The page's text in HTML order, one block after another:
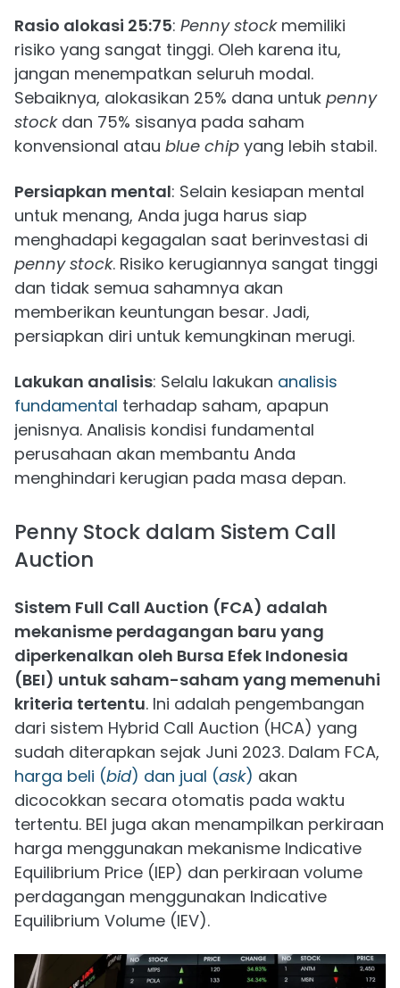
Rasio alokasi 25:75: Penny stockmemiliki
risiko yang sangat tinggi. Oleh karena itu,
jangan menempatkan seluruh modal.
Sebaiknya, alokasikan 25% dana untuk penny
stockdan 75% sisanya pada saham
konvensional atau blue chip yang lebih stabil.
Persiapkan mental: Selain kesiapan mental
untuk menang, Anda juga harus siap
menghadapi kegagalan saat berinvestasi di
penny stock. Risiko kerugiannya sangat tinggi
dan tidak semua sahamnya akan
memberikan keuntungan besar. Jadi,
persiapkan diri untuk kemungkinan merugi.
Lakukan analisis: Selalu lakukan analisis
fundamental terhadap saham, apapun
jenisnya. Analisis kondisi fundamental
perusahaan akan membantu Anda
menghindari kerugian pada masa depan.
Penny Stock dalam Sistem Call
Auction
Sistem Full Call Auction (FCA) adalah
mekanisme perdagangan baru yang
diperkenalkan oleh Bursa Efek Indonesia
(BEI) untuk saham-saham yang memenuhi
kriteria tertentu. Ini adalah pengembangan
dari sistem Hybrid Call Auction (HCA) yang
sudah diterapkan sejak Juni 2023. Dalam FCA,
harga beli (bid) dan jual (ask) akan
dicocokkan secara otomatis pada waktu
tertentu. BEI juga akan menampilkan perkiraan
harga menggunakan mekanisme Indicative
Equilibrium Price (IEP) dan perkiraan volume
perdagangan menggunakan Indicative
Equilibrium Volume (IEV).